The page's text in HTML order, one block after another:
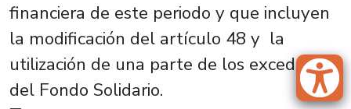
financiera de este periodo y que incluyen
la modificación del artículo 48 y la
utilización de una parte de los excedentes
del Fondo Solidario.